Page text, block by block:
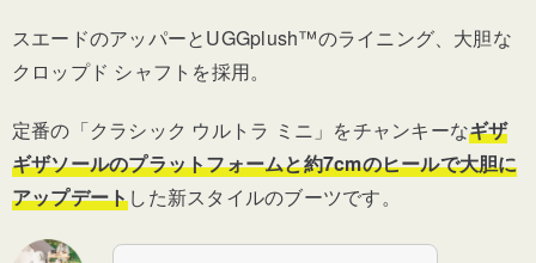
スエードのアッパーとUGGplush™のライニング、大胆な
クロップド シャフトを採用。
定番の「クラシック ウルトラ ミニ」をチャンキーなギザ
ギザソールのプラットフォームと約7cmのヒールで大胆に
アップデートした新スタイルのブーツです。